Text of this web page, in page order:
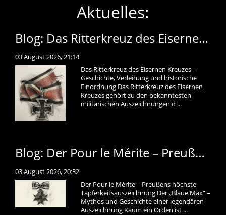
Aktuelles:
Blog: Das Ritterkreuz des Eisernen Kreuzes – Geschichte, Verleihung und historische Einordnung
03 August 2026, 21:14
Das Ritterkreuz des Eisernen Kreuzes –
Geschichte, Verleihung und historische
Einordnung Das Ritterkreuz des Eisernen
Kreuzes gehört zu den bekanntesten
militärischen Auszeichnungen d ...
Blog: Der Pour le Mérite – Preußens höchste Tapferkeitsauszeichnung
03 August 2026, 20:32
Der Pour le Mérite – Preußens höchste
Tapferkeitsauszeichnung Der „Blaue Max“ –
Mythos und Geschichte einer legendären
Auszeichnung Kaum ein Orden ist ...